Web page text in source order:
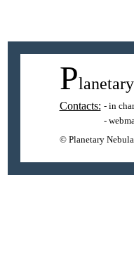
Planetary
Contacts: - in
-
© Planetary